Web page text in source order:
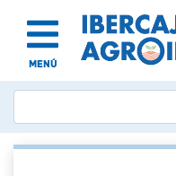
MENÚ